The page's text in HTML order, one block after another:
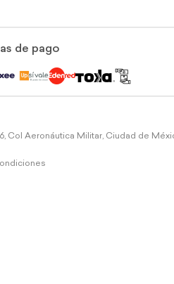
de pago
Col Aeronáutica Militar, Ciudad de